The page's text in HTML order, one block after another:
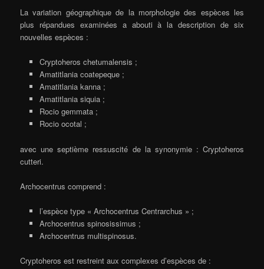
La variation géographique de la morphologie des espèces les
plus répandues examinées a abouti à la description de six
nouvelles espèces :
Cryptoheros chetumalensis ;
Amatitlania coatepeque ;
Amatitlania kanna ;
Amatitlania siquia ;
Rocio gemmata ;
Rocio ocotal ;
avec une septième ressuscité de la synonymie : Cryptoheros
cutteri.
Archocentrus comprend :
l’espèce type « Archocentrus Centrarchus » ;
Archocentrus spinosissimus ;
Archocentrus multispinosus.
Cryptoheros est restreint aux complexes d’espèces de :